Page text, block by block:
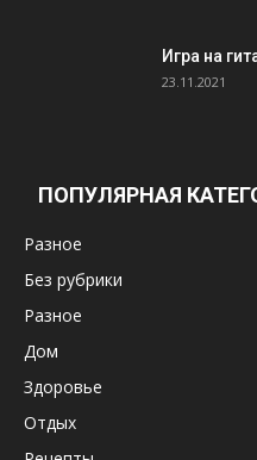
Игра на
23.11.2021
ПОПУЛЯРНАЯ
Разное
Без рубрики
Разное
Дом
Здоровье
Отдых